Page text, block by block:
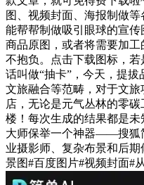
图、视频封面、海报制做
能帮帮制做吸引眼球的宣
商品原图，或者将需要加
不抱负。点击下载图标，
话叫做“抽卡”，今天，提拔
文旅融合等范畴，对于文
店，无论是元气丛林的零
楼！每次生成的结果都是
大师保举一个神器——搜狐
业摄影师、复杂布景和后
景图#百度图片#视频封面#